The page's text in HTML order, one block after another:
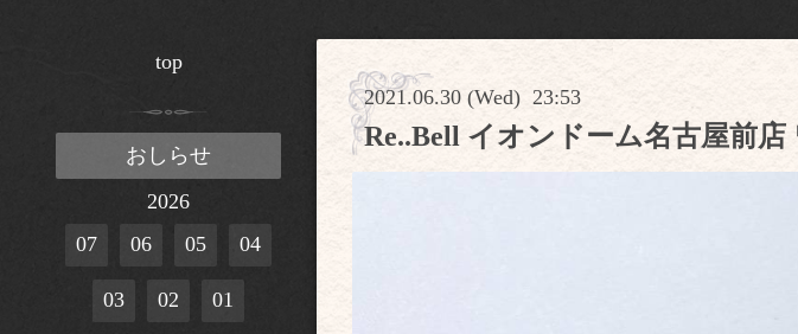
2021.06.30 (Wed) 23:53
Re..Bell イオンドーム名古屋前
top
おしらせ
2026
07
06 05 04
03 02 01